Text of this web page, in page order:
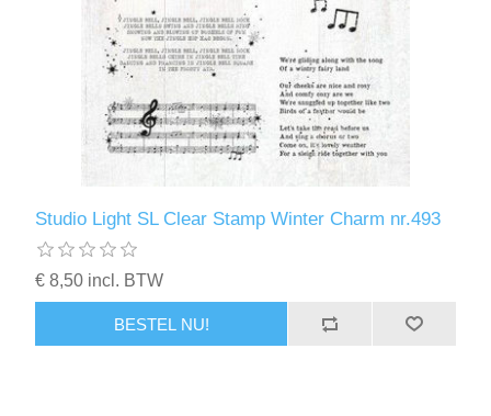
Studio Light SL Clear Stamp Winter Charm nr.493
€ 8,50 incl. BTW
BESTEL NU!